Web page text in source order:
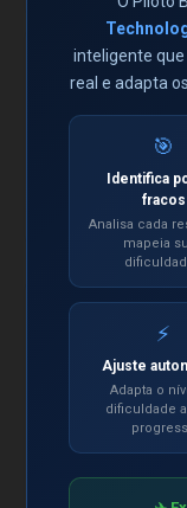
📦 O que está
matérias de uma
✅ Acesso
📋 Descrição do
Cópia identica e
indispensável
Antes de realizar a
inteligente
real e adapta
🎯
Identifica
fracos
Analisa cada
mapeia
⚡
Ajuste
Adapta o
dificuldade